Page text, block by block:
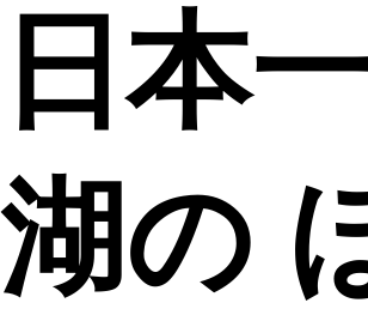
日本
湖の